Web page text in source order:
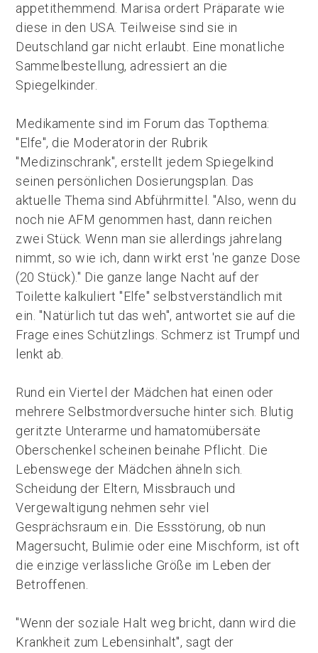
appetithemmend. Marisa ordert Präparate wie
diese in den USA. Teilweise sind sie in
Deutschland gar nicht erlaubt. Eine monatliche
Sammelbestellung, adressiert an die
Spiegelkinder.
Medikamente sind im Forum das Topthema:
"Elfe", die Moderatorin der Rubrik
"Medizinschrank", erstellt jedem Spiegelkind
seinen persönlichen Dosierungsplan. Das
aktuelle Thema sind Abführmittel. "Also, wenn du
noch nie AFM genommen hast, dann reichen
zwei Stück. Wenn man sie allerdings jahrelang
nimmt, so wie ich, dann wirkt erst 'ne ganze Dose
(20 Stück)." Die ganze lange Nacht auf der
Toilette kalkuliert "Elfe" selbstverständlich mit
ein. "Natürlich tut das weh", antwortet sie auf die
Frage eines Schützlings. Schmerz ist Trumpf und
lenkt ab.
Rund ein Viertel der Mädchen hat einen oder
mehrere Selbstmordversuche hinter sich. Blutig
geritzte Unterarme und hamatomübersäte
Oberschenkel scheinen beinahe Pflicht. Die
Lebenswege der Mädchen ähneln sich.
Scheidung der Eltern, Missbrauch und
Vergewaltigung nehmen sehr viel
Gesprächsraum ein. Die Essstörung, ob nun
Magersucht, Bulimie oder eine Mischform, ist oft
die einzige verlässliche Größe im Leben der
Betroffenen.
"Wenn der soziale Halt weg bricht, dann wird die
Krankheit zum Lebensinhalt", sagt der